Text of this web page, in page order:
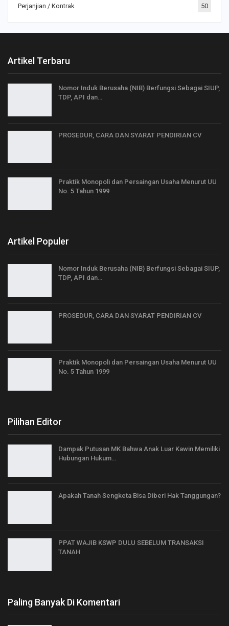
Perjanjian / Kontrak 50
Artikel Terbaru
Nomor Induk Berusaha (NIB) Berfungsi Sebagai SIUP,
TDP, API dan…
PROSEDUR, CARA DAN SYARAT PENDIRIAN CV
Praktik Monopoli dan Persaingan Usaha Menurut UU
No. 5 Tahun 1999
Artikel Populer
Nomor Induk Berusaha (NIB) Berfungsi Sebagai SIUP,
TDP, API dan…
PROSEDUR, CARA DAN SYARAT PENDIRIAN CV
Praktik Monopoli dan Persaingan Usaha Menurut UU
No. 5 Tahun 1999
Pilihan Editor
Dampak Putusan MK Bahwa Anak Luar Kawin Memiliki
Hubungan Hukum…
Apakah Tanah Sengketa Bisa Diberi Hak Tanggungan?
PPAT WAJIB KSWP DULU SEBELUM TRANSAKSI
TANAH
Paling Banyak Di Komentari